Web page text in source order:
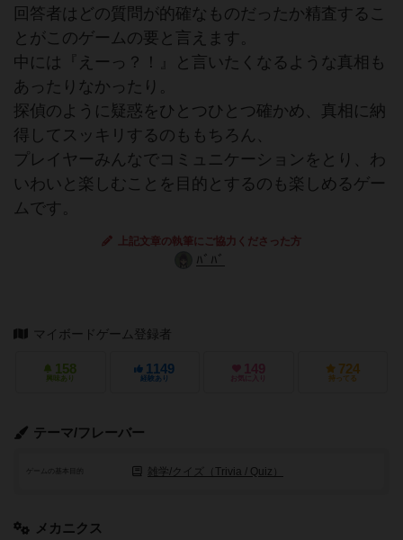
回答者はどの質問が的確なものだったか精査するこ
とがこのゲームの要と言えます。
中には『えーっ？！』と言いたくなるような真相も
あったりなかったり。
探偵のように疑惑をひとつひとつ確かめ、真相に納
得してスッキリするのももちろん、
プレイヤーみんなでコミュニケーションをとり、わ
いわいと楽しむことを目的とするのも楽しめるゲー
ムです。
上記文章の執筆にご協力くださった方
ﾊﾞﾊﾞ
マイボードゲーム登録者
158
興味あり
1149
経験あり
149
お気に入り
724
持ってる
テーマ/フレーバー
ゲームの基本目的 雑学/クイズ（Trivia / Quiz）
メカニクス